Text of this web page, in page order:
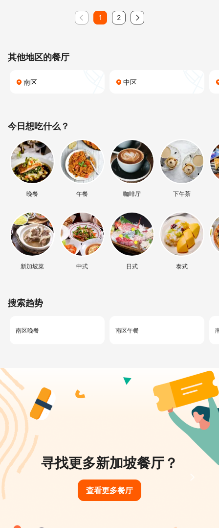
1 2
其他地区的餐厅
南区 中区
今日想吃什么？
晚餐 午餐 咖啡厅 下午茶
新加坡菜 中式 日式 泰式
搜索趋势
南区晚餐 南区午餐
寻找更多新加坡餐厅？
查看更多餐厅